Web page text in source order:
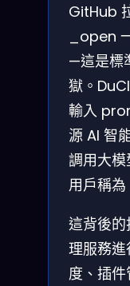
GitHub
_open
—這是標
獄。
輸入
源 AI 智
調用大
用戶稱
這背後
理服務
度、插